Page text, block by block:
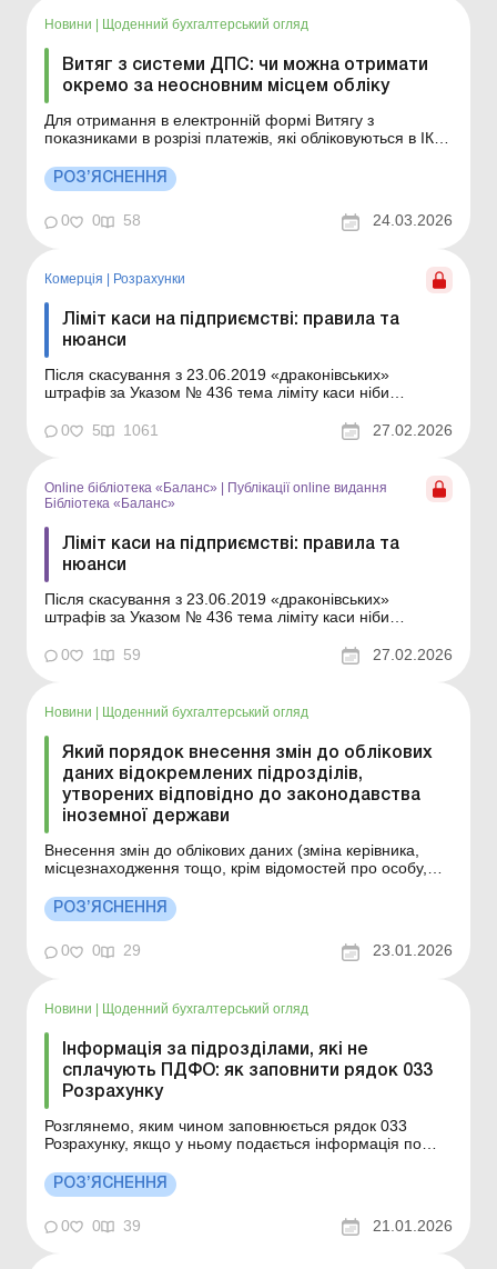
Новини Щоденний бухгалтерський огляд
Витяг з системи ДПС: чи можна отримати
окремо за неосновним місцем обліку
Для отримання в електронній формі Витягу з
показниками в розрізі платежів, які обліковуються в ІКС
необхідно подати через приватну частину
Електронного кабінету до ТО ДПС за їх основним
місцем обліку Запит щодо отримання Витягу.
Детальніше див. нижче....
РОЗ’ЯСНЕННЯ
0 0 58 24.03.2026
Комерція | Розрахунки
Ліміт каси на підприємстві: правила та
нюанси
Після скасування з 23.06.2019 «драконівських»
штрафів за Указом № 436 тема ліміту каси ніби
дисципліни не зникли. Пояснимо, які правила
встановлення та дотримання ліміту каси й надалі
звернут...
0 5 1061 27.02.2026
Online бібліотека «Баланс»
Публікації online видання
Бібліотека «Баланс»
Ліміт каси на підприємстві: правила та
нюанси
Після скасування з 23.06.2019 «драконівських»
штрафів за Указом № 436 тема ліміту каси ніби
дисципліни не зникли. Пояснимо, які правила
встановлення та дотримання ліміту каси й надалі
зверн...
0 1 59 27.02.2026
Новини Щоденний бухгалтерський огляд
Який порядок внесення змін до облікових
даних відокремлених підрозділів,
утворених відповідно до законодавства
іноземної держави
Внесення змін до облікових даних (зміна керівника,
місцезнаходження тощо, крім відомостей про особу,
відокремлених підрозділів юридичних осіб, утворених
відповідно до законодавства іноземної держави,
здійснюється контролюючими органами на підставі
інформа...
РОЗ’ЯСНЕННЯ
0 0 29 23.01.2026
Новини | Щоденний бухгалтерський огляд
Інформація за підрозділами, які не
сплачують ПДФО: як заповнити рядок 033
Розрахунку
Розглянемо, яким чином заповнюється рядок 033
Розрахунку, якщо у ньому подається інформація по
утримувати і сплачувати (перераховувати) ПДФО до
бюджету. Більше за темою: Номенклатура справ
структурного підрозділу: як оформити Як подат...
РОЗ’ЯСНЕННЯ
0 0 39 21.01.2026